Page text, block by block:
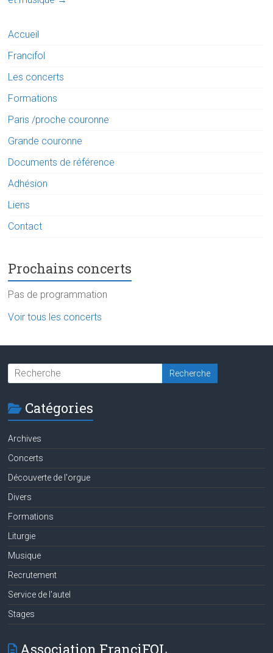
Accueil
Francifol
Les concerts
Formations
Paris /proche couronne
Grande couronne
Documents de référence
Adhésion
Liens
Contact
Prochains concerts
Pas de programmation
Voir tous les concerts
Catégories
Archives
Concerts
Découverte de l'orgue
Divers
Formations
Liturgie
Musique
Recrutement
Service de l'autel
Stages
Association FranciFOL